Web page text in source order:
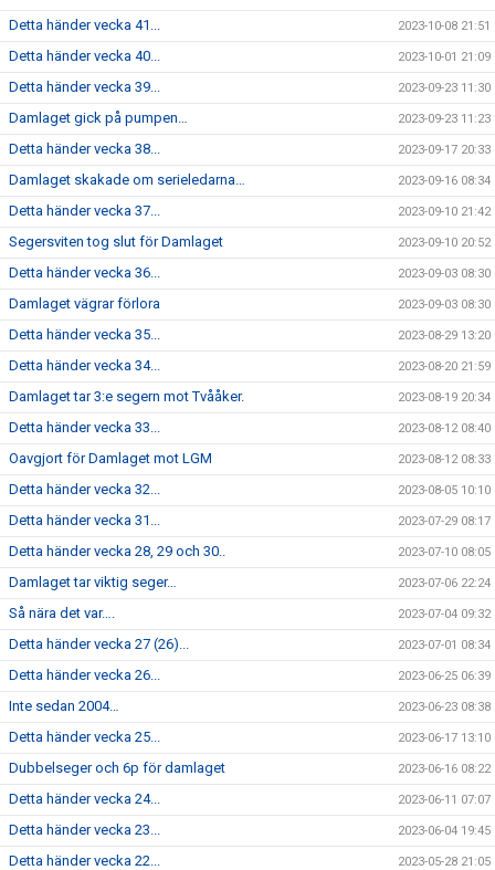
Detta händer vecka 41... 2023-10-08 21:51
Detta händer vecka 40... 2023-10-01 21:09
Detta händer vecka 39... 2023-09-23 11:30
Damlaget gick på pumpen… 2023-09-23 11:23
Detta händer vecka 38... 2023-09-17 20:33
Damlaget skakade om serieledarna… 2023-09-16 08:34
Detta händer vecka 37... 2023-09-10 21:42
Segersviten tog slut för Damlaget 2023-09-10 20:52
Detta händer vecka 36... 2023-09-03 08:30
Damlaget vägrar förlora 2023-09-03 08:30
Detta händer vecka 35... 2023-08-29 13:20
Detta händer vecka 34... 2023-08-20 21:59
Damlaget tar 3:e segern mot Tvååker. 2023-08-19 20:34
Detta händer vecka 33... 2023-08-12 08:40
Oavgjort för Damlaget mot LGM 2023-08-12 08:33
Detta händer vecka 32... 2023-08-05 10:10
Detta händer vecka 31... 2023-07-29 08:17
Detta händer vecka 28, 29 och 30.. 2023-07-10 08:05
Damlaget tar viktig seger… 2023-07-06 22:24
Så nära det var…. 2023-07-04 09:32
Detta händer vecka 27 (26)... 2023-07-01 08:34
Detta händer vecka 26... 2023-06-25 06:39
Inte sedan 2004… 2023-06-23 08:38
Detta händer vecka 25... 2023-06-17 13:10
Dubbelseger och 6p för damlaget 2023-06-16 08:22
Detta händer vecka 24... 2023-06-11 07:07
Detta händer vecka 23... 2023-06-04 19:45
Detta händer vecka 22... 2023-05-28 21:05